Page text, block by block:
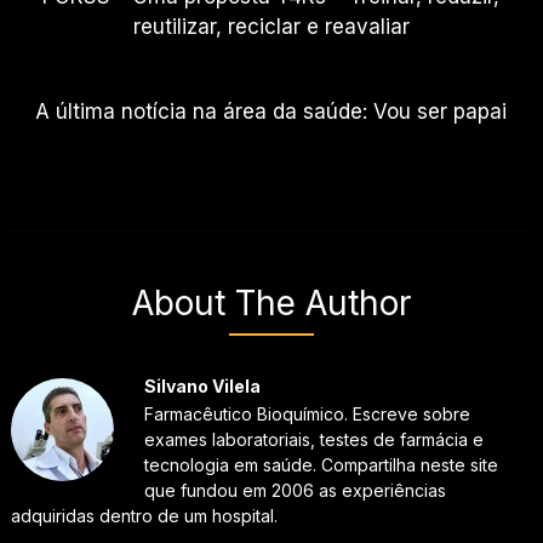
reutilizar, reciclar e reavaliar
A última notícia na área da saúde: Vou ser papai
About The Author
Silvano Vilela
Farmacêutico Bioquímico. Escreve sobre
exames laboratoriais, testes de farmácia e
tecnologia em saúde. Compartilha neste site
que fundou em 2006 as experiências
adquiridas dentro de um hospital.